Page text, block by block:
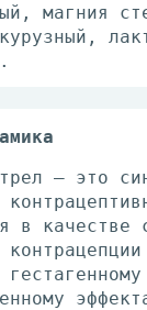
магния
‒ это
в качестве